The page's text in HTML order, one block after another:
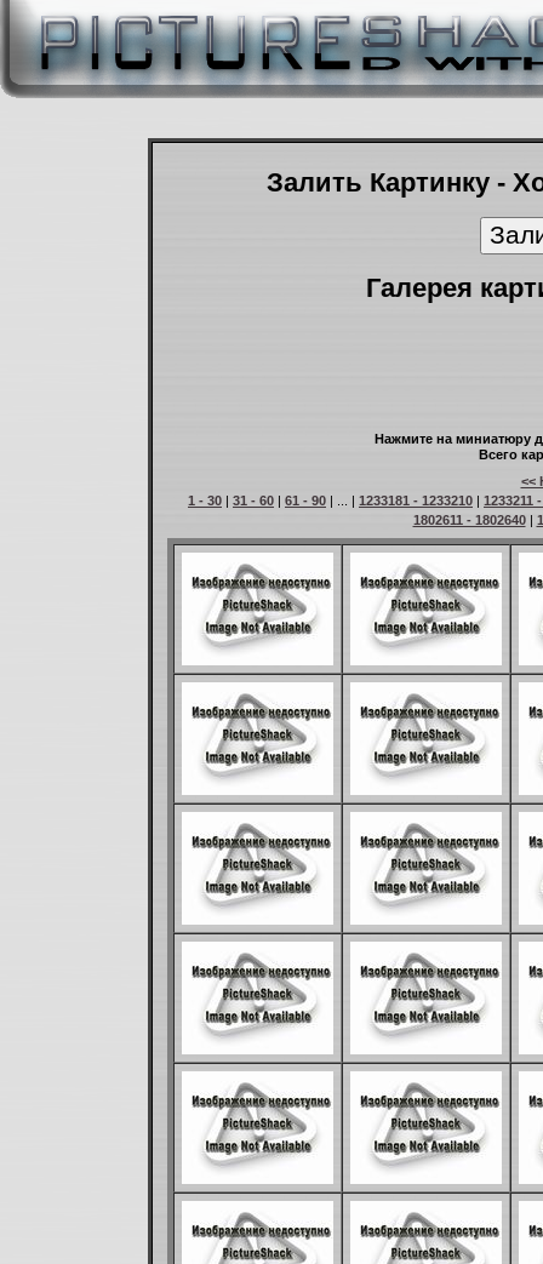
Залить Картинку -
Галерея
Нажмите на миниатюру
Всего
<<
1 - 30 | 31 - 60 | 61 - 90 | ... | 1233181 - 1233210 | 1233211
1802611 - 1802640|